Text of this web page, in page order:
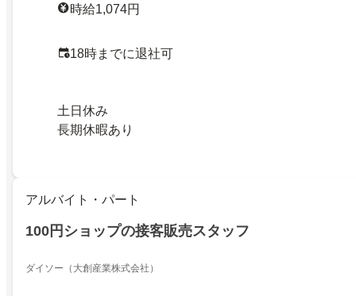
時給1,074円
18時までに退社可
土日休み
長期休暇あり
アルバイト・パート
100円ショップの接客販売スタッフ
ダイソー（大創産業株式会社）